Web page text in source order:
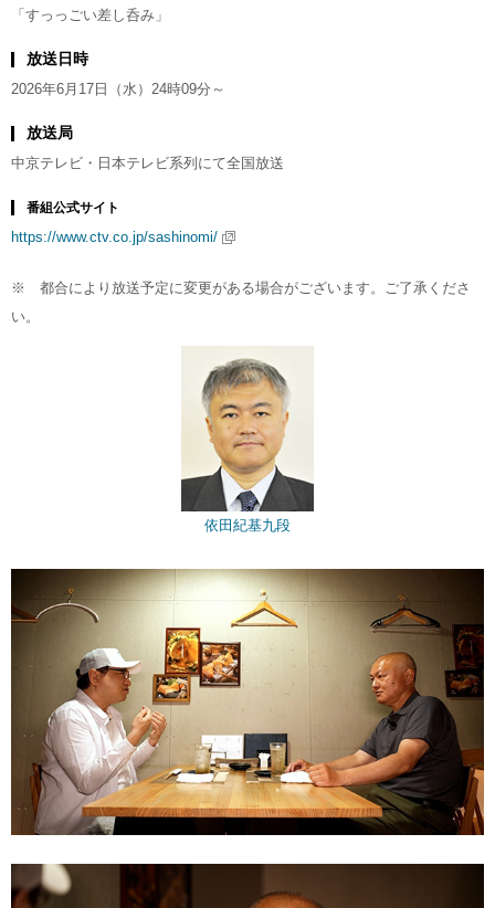
「すっっごい差し呑み」
放送日時
2026年6月17日（水）24時09分～
放送局
中京テレビ・日本テレビ系列にて全国放送
番組公式サイト
https://www.ctv.co.jp/sashinomi/
※ 都合により放送予定に変更がある場合がございます。ご了承くださ
い。
依田紀基九段